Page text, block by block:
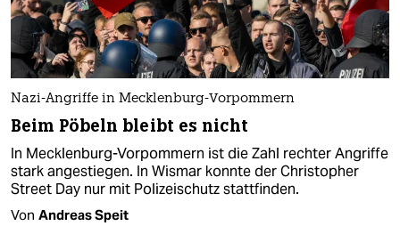
Nazi-Angriffe in Mecklenburg-Vorpommern
Beim Pöbeln bleibt es nicht
In Mecklenburg-Vorpommern ist die Zahl rechter Angriffe
stark angestiegen. In Wismar konnte der Christopher
Street Day nur mit Polizeischutz stattfinden.
Von Andreas Speit